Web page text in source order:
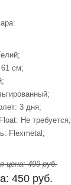
см;
3 дня;
Не требуется;
Flexmetal;
цена:499руб.
450 руб.